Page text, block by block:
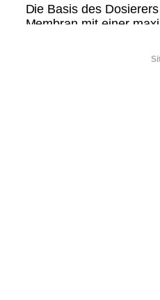
Die Basis des
Membran mit einer
umfangreiche
Hubfrequenz über